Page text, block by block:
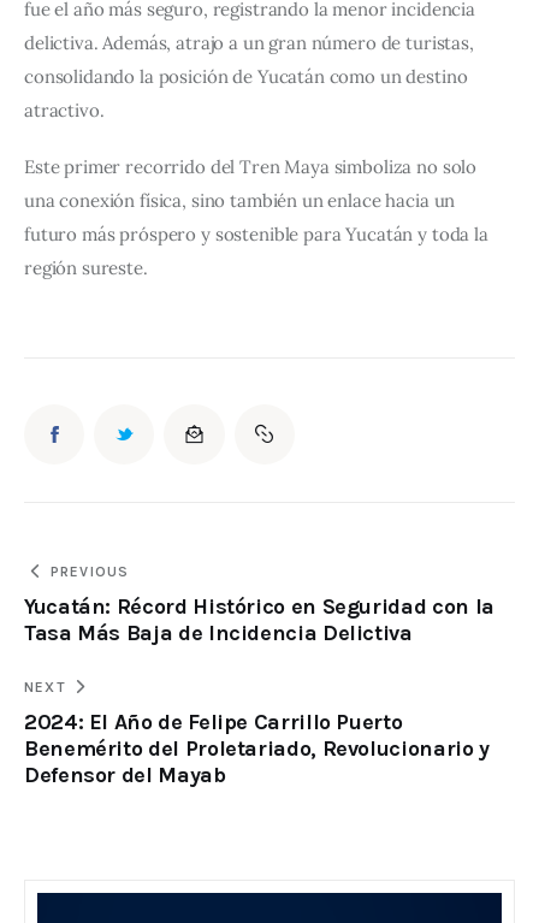
fue el año más seguro, registrando la menor incidencia
delictiva. Además, atrajo a un gran número de turistas,
consolidando la posición de Yucatán como un destino
atractivo.
Este primer recorrido del Tren Maya simboliza no solo
una conexión física, sino también un enlace hacia un
futuro más próspero y sostenible para Yucatán y toda la
región sureste.
PREVIOUS
Yucatán: Récord Histórico en Seguridad con la
Tasa Más Baja de Incidencia Delictiva
NEXT
2024: El Año de Felipe Carrillo Puerto
Benemérito del Proletariado, Revolucionario y
Defensor del Mayab